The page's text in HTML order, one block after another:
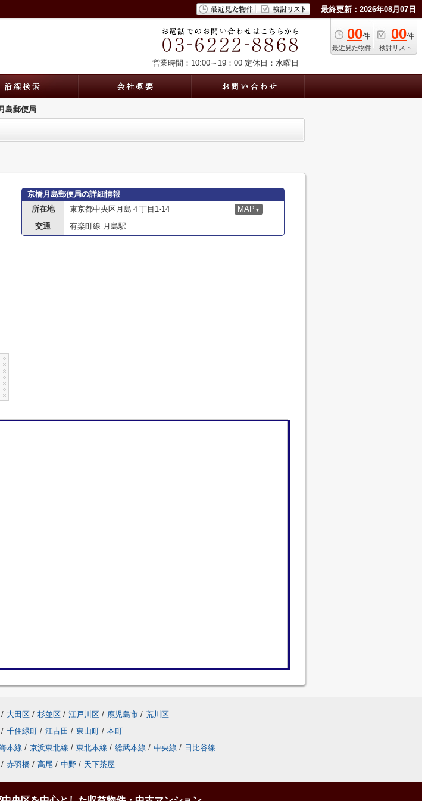
最終更新：2026年08月07日
00件
最近見た物件
00件
検討リスト
営業時間：10:00～19：00 定休日：水曜日
島郵便局
京橋月島郵便局の詳細情報
所在地
東京都中央区月島４丁目1-14 MAP ▼
交通 有楽町線 月島駅
/ 大田区 / 杉並区 / 江戸川区 / 鹿児島市 / 荒川区
/ 千住緑町 / 江古田 / 東山町 / 本町
本線 / 京浜東北線 / 東北本線 / 総武本線 / 中央線 / 日比谷線
/ 赤羽橋 / 高尾 / 中野 / 天下茶屋